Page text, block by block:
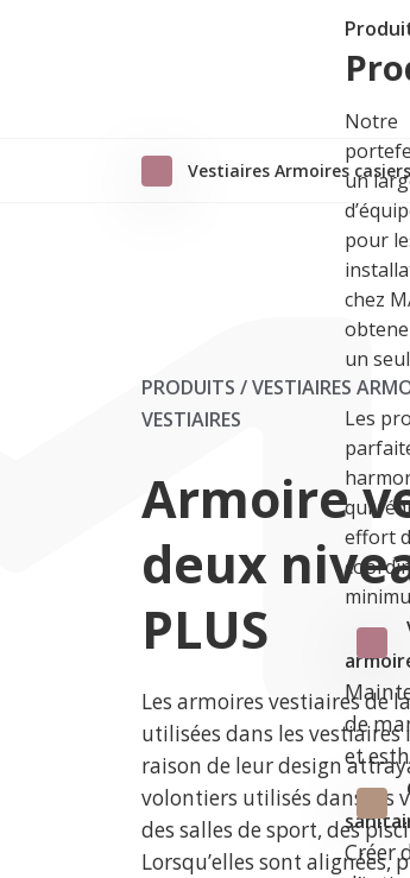
Notre
un
pour
chez
un
Les
qui
effort
de
et
Créer
Vestiaires Armoires casiers
PRODUITS / VESTIAIRES
VESTIAIRES
Armoire
deux
PLUS
Les armoires vestiaires de
utilisées dans les
raison de leur design
volontiers utilisés dans les
des salles de sport, des
Lorsqu’elles sont alignées,